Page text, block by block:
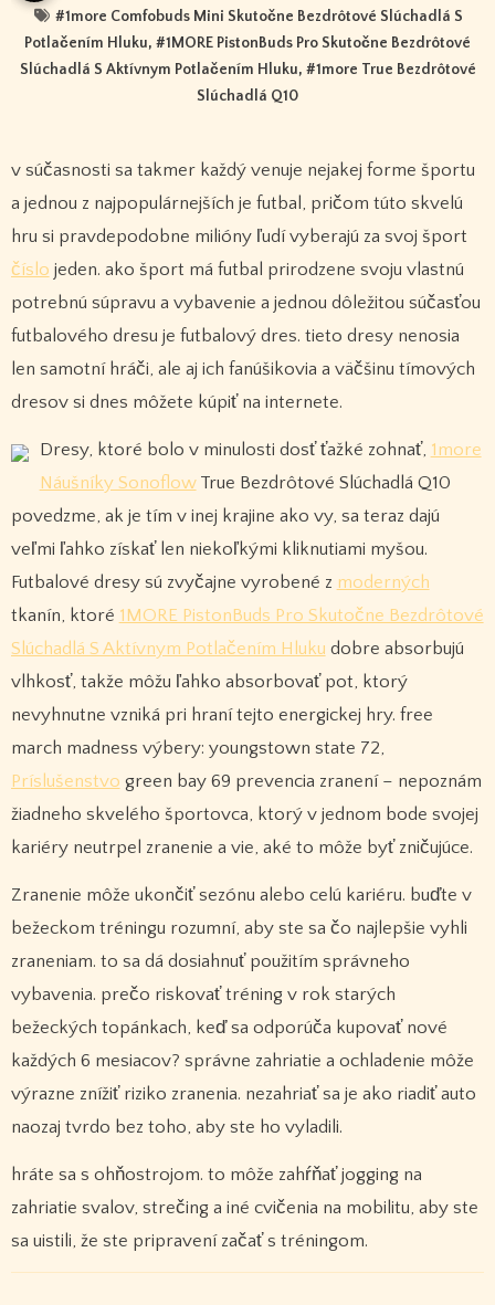
#1more Comfobuds Mini Skutočne Bezdrôtové Slúchadlá S
Potlačením Hluku, #1MORE PistonBuds Pro Skutočne Bezdrôtové
Slúchadlá S Aktívnym Potlačením Hluku, #1more True Bezdrôtové
Slúchadlá Q10
v súčasnosti sa takmer každý venuje nejakej forme športu
a jednou z najpopulárnejších je futbal, pričom túto skvelú
hru si pravdepodobne milióny ľudí vyberajú za svoj šport
číslo jeden. ako šport má futbal prirodzene svoju vlastnú
potrebnú súpravu a vybavenie a jednou dôležitou súčasťou
futbalového dresu je futbalový dres. tieto dresy nenosia
len samotní hráči, ale aj ich fanúšikovia a väčšinu tímových
dresov si dnes môžete kúpiť na internete.
Dresy, ktoré bolo v minulosti dosť ťažké zohnať, 1more
Náušníky SonoflowTrue Bezdrôtové Slúchadlá Q10
povedzme, ak je tím v inej krajine ako vy, sa teraz dajú
veľmi ľahko získať len niekoľkými kliknutiami myšou.
Futbalové dresy sú zvyčajne vyrobené z moderných
tkanín, ktoré 1MORE PistonBuds Pro Skutočne Bezdrôtové
Slúchadlá S Aktívnym Potlačením Hluku dobre absorbujú
vlhkosť, takže môžu ľahko absorbovať pot, ktorý
nevyhnutne vzniká pri hraní tejto energickej hry. free
march madness výbery: youngstown state 72,
Príslušenstvo green bay 69 prevencia zranení – nepoznám
žiadneho skvelého športovca, ktorý v jednom bode svojej
kariéry neutrpel zranenie a vie, aké to môže byť zničujúce.
Zranenie môže ukončiť sezónu alebo celú kariéru. buďte v
bežeckom tréningu rozumní, aby ste sa čo najlepšie vyhli
zraneniam. to sa dá dosiahnuť použitím správneho
vybavenia. prečo riskovať tréning v rok starých
bežeckých topánkach, keď sa odporúča kupovať nové
každých 6 mesiacov? správne zahriatie a ochladenie môže
výrazne znížiť riziko zranenia. nezahriať sa je ako riadiť auto
naozaj tvrdo bez toho, aby ste ho vyladili.
hráte sa s ohňostrojom. to môže zahŕňať jogging na
zahriatie svalov, strečing a iné cvičenia na mobilitu, aby ste
sa uistili, že ste pripravení začať s tréningom.